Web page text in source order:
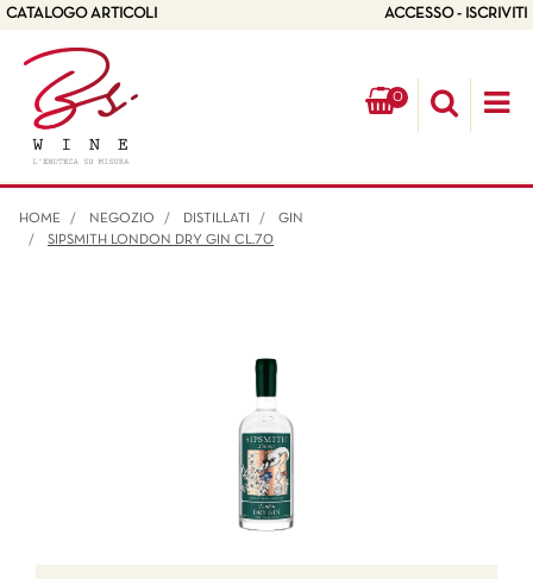
CATALOGO ARTICOLI ACCESSO - ISCRIVITI
0
HOME NEGOZIO DISTILLATI
GIN
SIPSMITH LONDON DRY GIN CL.70